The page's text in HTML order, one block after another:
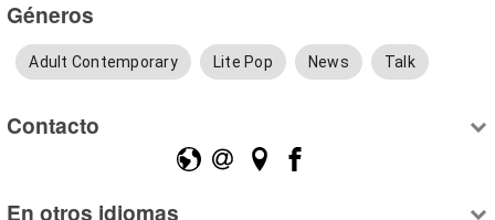
Géneros
Adult Contemporary Lite Pop News Talk
Contacto
En otros idiomas